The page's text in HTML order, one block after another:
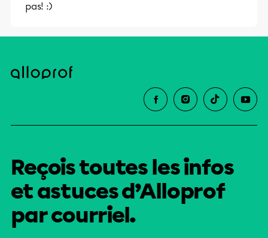
pas! :)
Reçois toutes les infos
et astuces d’Alloprof
par courriel.